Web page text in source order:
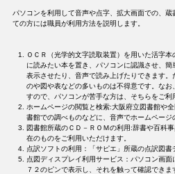
パソコンを利用して音声や点字、拡大画面での、
ての方には職員が利用方法を説明します。
ＯＣＲ（光学的文字読取装置）を用いた活字
に読みたい本を置き、パソコンに認識させ、
表示させたり、音声で読み上げたりできます
のや図や表などの多いものは不得意です。な
すので、パソコンが苦手な方は、そちらをご利
ホームページの閲覧と検索:大阪府立図書館や
書館での調べものなどに、音声でホームページ
図書館所蔵のＣＤ－ＲＯＭの利用:辞書や百科
在のものをご利用いただけます。
点訳ソフトの利用：「サピエ」所蔵の点訳図書
点図ディスプレイ利用サービス：パソコン画
７２のピンで表示し、それを触って確認でき